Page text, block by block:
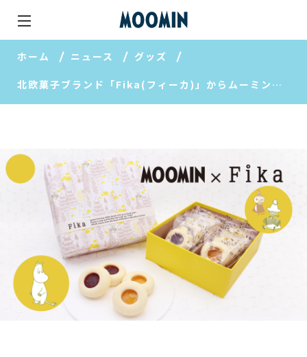
ホーム ニュース グッズ
北欧菓子ブランド「Fika(フィーカ)」からムーミンデザインのパッケージでクッキーを限定販売♪